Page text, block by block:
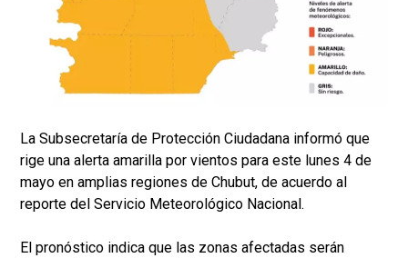
La Subsecretaría de Protección Ciudadana informó que
rige una alerta amarilla por vientos para este lunes 4 de
mayo en amplias regiones de Chubut, de acuerdo al
reporte del Servicio Meteorológico Nacional.
El pronóstico indica que las zonas afectadas serán